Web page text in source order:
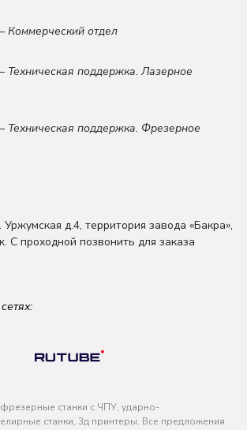
Коммерческий отдел
Техническая поддержка. Лазерное
Техническая поддержка. Фрезерное
Уржумская д.4, территория завода «Бакра»,
. С проходной позвонить для заказа
станки с ЧПУ, ударно-
станки, 3д принтеры. Все предложения